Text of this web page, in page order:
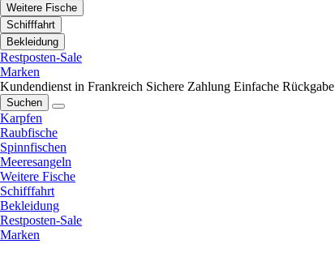
Weitere Fische
Schifffahrt
Bekleidung
Restposten-Sale
Marken
Kundendienst in Frankreich Sichere Zahlung Einfache Rückgabe
Suchen
Karpfen
Raubfische
Spinnfischen
Meeresangeln
Weitere Fische
Schifffahrt
Bekleidung
Restposten-Sale
Marken